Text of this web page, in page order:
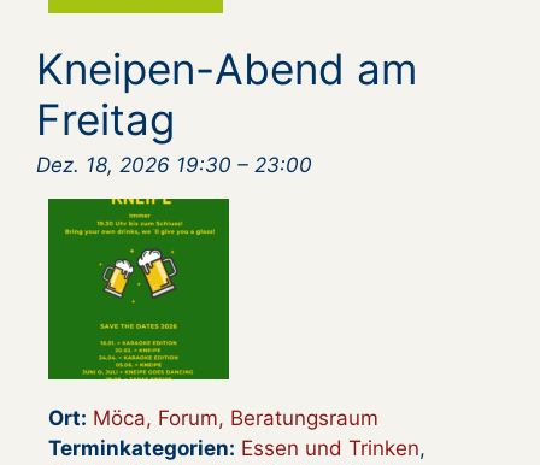
Kneipen-Abend am
Freitag
Dez. 18, 2026 19:30 – 23:00
Ort: Möca, Forum, Beratungsraum
Terminkategorien: Essen und Trinken,